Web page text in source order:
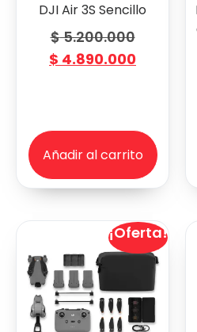
DJI Air 3S Sencillo
$5.200.000
$ 4.890.000
Añadir al carrito
¡Oferta!